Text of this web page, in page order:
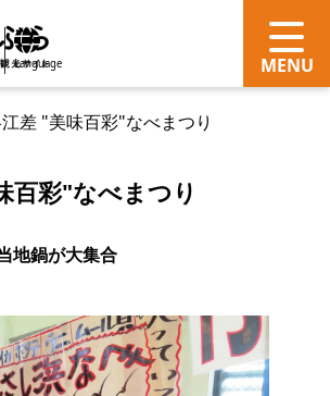
Language
差 "美味百彩"なべまつり
百彩"なべまつり
地鍋が大集合